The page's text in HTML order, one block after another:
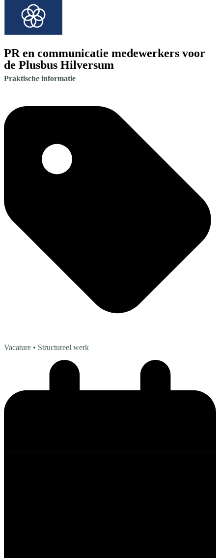
PR en communicatie medewerkers voor
de Plusbus Hilversum
Praktische informatie
Vacature • Structureel werk